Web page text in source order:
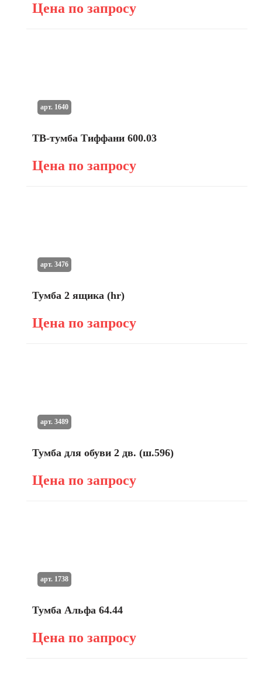
Цена по запросу
ТВ-тумба Тиффани 600.03
Цена по запросу
арт. 1640
Тумба 2 ящика (hr)
Цена по запросу
арт. 3476
Тумба для обуви 2 дв. (ш.596)
Цена по запросу
арт. 3489
Тумба Альфа 64.44
Цена по запросу
арт. 1738